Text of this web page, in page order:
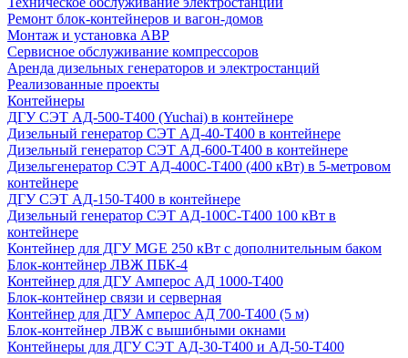
Ремонт блок-контейнеров и вагон-домов
Монтаж и установка АВР
Сервисное обслуживание компрессоров
Аренда дизельных генераторов и электростанций
Реализованные проекты
Контейнеры
ДГУ СЭТ АД-500-Т400 (Yuchai) в контейнере
Дизельный генератор СЭТ АД-40-Т400 в контейнере
Дизельный генератор СЭТ АД-600-Т400 в контейнере
Дизельгенератор СЭТ АД-400С-Т400 (400 кВт) в 5-метровом
контейнере
ДГУ СЭТ АД-150-Т400 в контейнере
Дизельный генератор СЭТ АД-100С-Т400 100 кВт в
контейнере
Контейнер для ДГУ MGE 250 кВт с дополнительным баком
Блок-контейнер ЛВЖ ПБК-4
Контейнер для ДГУ Амперос АД 1000-Т400
Блок-контейнер связи и серверная
Контейнер для ДГУ Амперос АД 700-Т400 (5 м)
Блок-контейнер ЛВЖ с вышибными окнами
Контейнеры для ДГУ СЭТ АД-30-Т400 и АД-50-Т400